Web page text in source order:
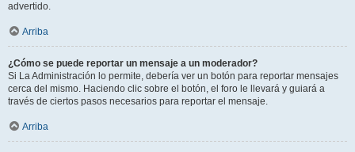
advertido.
Arriba
¿Cómo se puede reportar un mensaje a un moderador?
Si La Administración lo permite, debería ver un botón para reportar mensajes
cerca del mismo. Haciendo clic sobre el botón, el foro le llevará y guiará a
través de ciertos pasos necesarios para reportar el mensaje.
Arriba